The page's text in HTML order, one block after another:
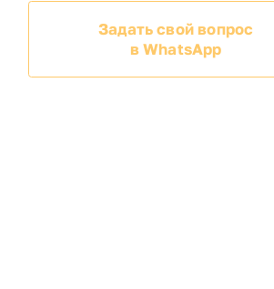
Задать свой вопрос
в WhatsApp